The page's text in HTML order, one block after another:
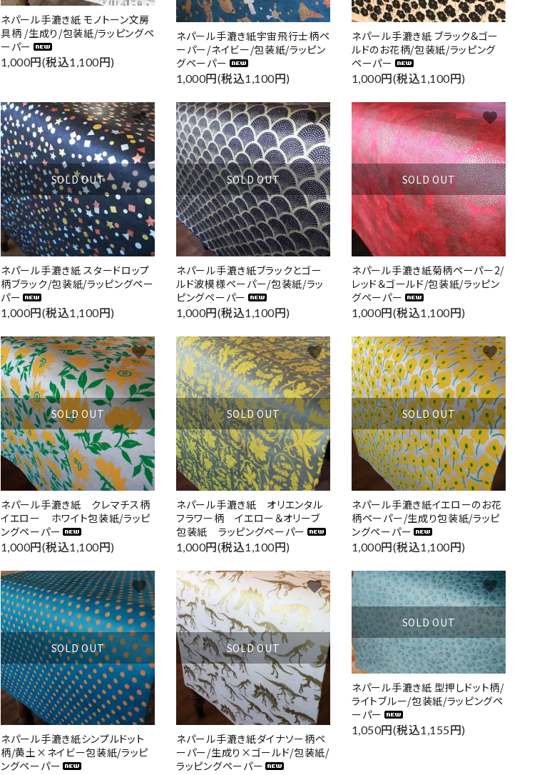
ネパール手漉き紙 モノトーン文房
具柄 /生成り/包装紙/ラッピングペ
ーパー
1,000円(税込1,100円)
ネパール手漉き紙宇宙飛行士柄ペ
ーパー/ネイビー/包装紙/ラッピン
グペーパー
1,000円(税込1,100円)
ネパール手漉き紙 ブラック&ゴー
ルドのお花柄/包装紙/ラッピング
ペーパー
1,000円(税込1,100円)
SOLD OUT
ネパール手漉き紙 スタードロップ
柄ブラック/包装紙/ラッピングペー
パー
1,000円(税込1,100円)
favorite
SOLD OUT
ネパール手漉き紙ブラックとゴー
ルド波模様ペーパー/包装紙/ラッ
ピングペーパー
1,000円(税込1,100円)
favorite
SOLD OUT
ネパール手漉き紙菊柄ペーパー2/
レッド＆ゴールド/包装紙/ラッピン
グペーパー
1,000円(税込1,100円)
favorite
SOLD OUT
ネパール手漉き紙 クレマチス柄
イエロー ホワイト包装紙/ラッピ
ングペーパー
1,000円(税込1,100円)
favorite
SOLD OUT
ネパール手漉き紙 オリエンタル
フラワー柄 イエロー＆オリーブ
包装紙 ラッピングペーパー
1,000円(税込1,100円)
favorite
SOLD OUT
ネパール手漉き紙イエローのお花
柄ペーパー/生成り包装紙/ラッピ
ングペーパー
1,000円(税込1,100円)
favorite
SOLD OUT
ネパール手漉き紙シンプルドット
柄/黄土×ネイビー包装紙/ラッピ
ングペーパー
favorite
SOLD OUT
ネパール手漉き紙ダイナソー柄ペ
ーパー/生成り×ゴールド/包装紙/
ラッピングペーパー
favorite
SOLD OUT
ネパール手漉き紙 型押しドット柄/
ライトブルー/包装紙/ラッピングペ
ーパー
1,050円(税込1,155円)
favorite